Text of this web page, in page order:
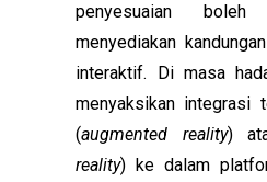
penyesuaian boleh
menyediakan
interaktif. Di masa
menyaksikan integrasi
(augmented reality)
reality) ke dalam